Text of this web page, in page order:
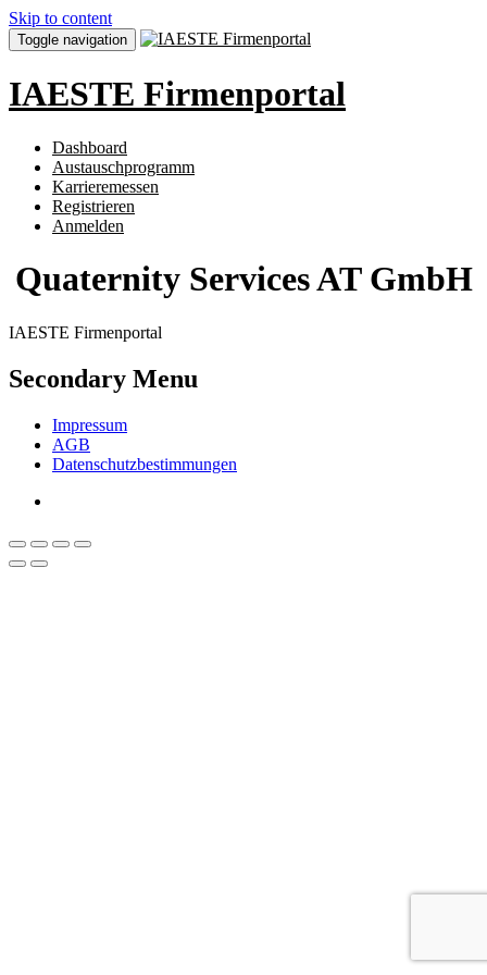
Skip to content
Toggle navigation
IAESTE Firmenportal
Dashboard
Austauschprogramm
Karrieremessen
Registrieren
Anmelden
Quaternity Services AT GmbH
IAESTE Firmenportal
Secondary Menu
Impressum
AGB
Datenschutzbestimmungen